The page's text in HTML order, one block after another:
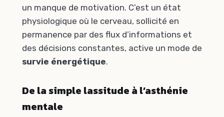
un manque de motivation. C’est un état
physiologique où le cerveau, sollicité en
permanence par des flux d’informations et
des décisions constantes, active un mode de
survie énergétique.
De la simple lassitude à l’asthénie
mentale